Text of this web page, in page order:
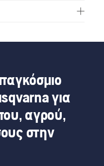
για
αγρού,
στην